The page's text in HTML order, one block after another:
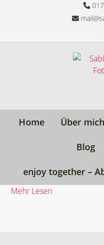
Home Über mich
Blog
enjoy together –
Mehr Lesen